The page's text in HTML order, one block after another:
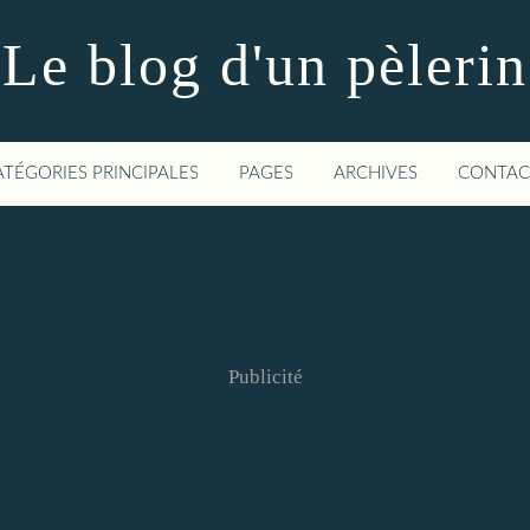
Le blog d'un pèlerin
PRINCIPALES PAGES ARCHIVES
Publicité